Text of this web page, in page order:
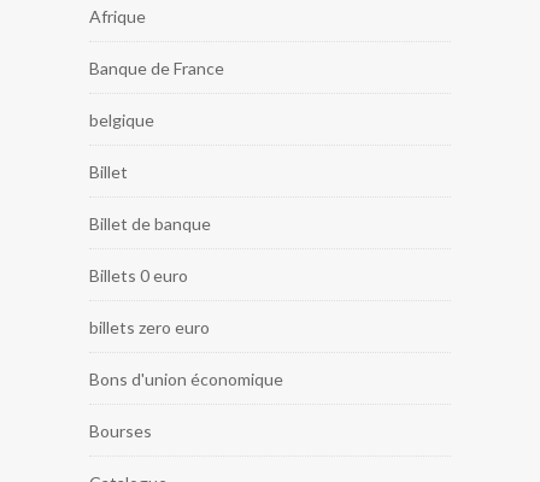
Afrique
Banque de France
belgique
Billet
Billet de banque
Billets 0 euro
billets zero euro
Bons d'union économique
Bourses